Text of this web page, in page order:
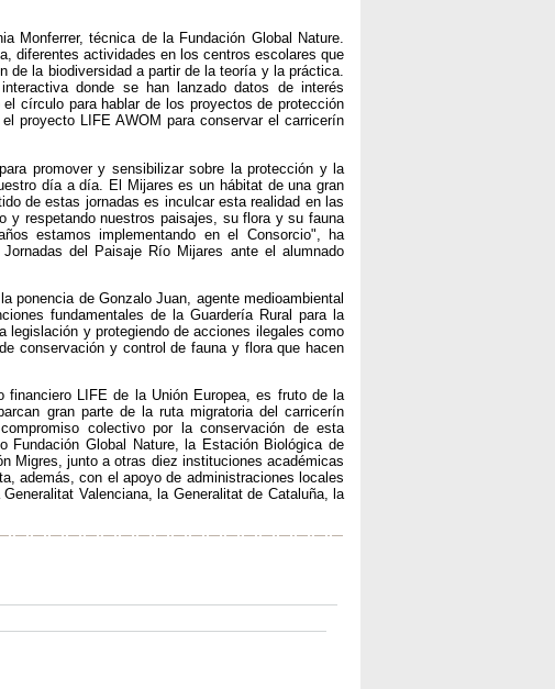
Monferrer, técnica de la Fundación Global Nature.
diferentes actividades en los centros escolares que
de la biodiversidad a partir de la teoría y la práctica.
donde se han lanzado datos de interés
círculo para hablar de los proyectos de protección
proyecto LIFE AWOM para conservar el carricerín
promover y sensibilizar sobre la protección y la
día a día. El Mijares es un hábitat de una gran
de estas jornadas es inculcar esta realidad en las
y respetando nuestros paisajes, su flora y su fauna
estamos implementando en el Consorcio", ha
del Paisaje Río Mijares ante el alumnado
ponencia de Gonzalo Juan, agente medioambiental
fundamentales de la Guardería Rural para la
legislación y protegiendo de acciones ilegales como
conservación y control de fauna y flora que hacen
financiero LIFE de la Unión Europea, es fruto de la
gran parte de la ruta migratoria del carricerín
colectivo por la conservación de esta
Fundación Global Nature, la Estación Biológica de
Migres, junto a otras diez instituciones académicas
además, con el apoyo de administraciones locales
Valenciana, la Generalitat de Cataluña, la